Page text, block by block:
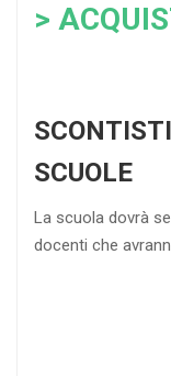
>
SCUOLE
La scuola dovrà
docenti che